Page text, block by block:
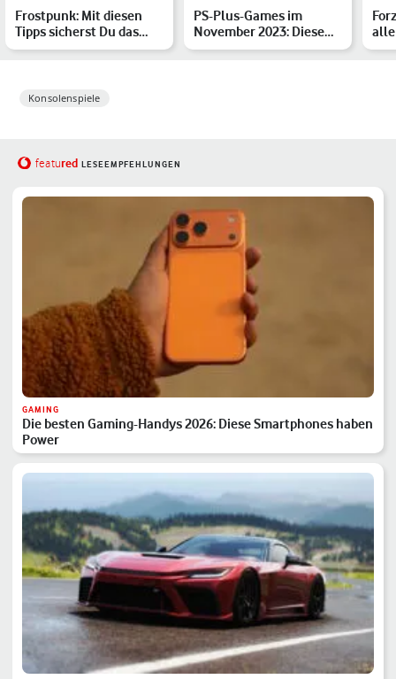
Frostpunk: Mit diesen
Tipps sicherst Du das
Überleben Deiner Stad…
PS-Plus-Games im
November 2023: Diese
Spiele sind dabei
der
Konsolenspiele
featured LESEEMPFEHLUNGEN
GAMING
Die besten Gaming-Handys 2026: Diese Smartphones haben
Power